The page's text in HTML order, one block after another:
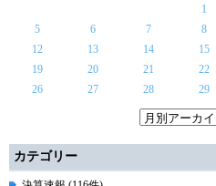
1
5
6 7 8
12
13 14 15
19
20 21 22
26
27 28 29
カテゴリー